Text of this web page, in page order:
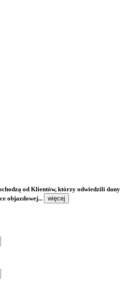
od Klientów, którzy odwiedzili dany
objazdowej...
więcej